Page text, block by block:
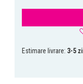
Estimare livrare: 3-5